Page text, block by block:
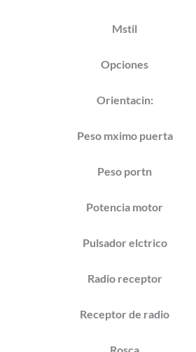
Mstil
Opciones
Orientacin:
Peso mximo puerta
Peso portn
Potencia motor
Pulsador elctrico
Radio receptor
Receptor de radio